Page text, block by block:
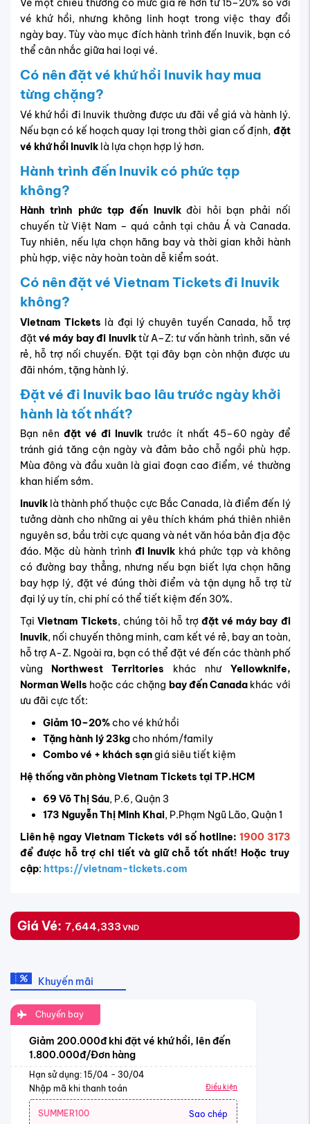
Vé một chiều thường có mức giá rẻ hơn từ 15–20% so với
vé khứ hồi, nhưng không linh hoạt trong việc thay đổi
ngày bay. Tùy vào mục đích hành trình đến Inuvik, bạn có
thể cân nhắc giữa hai loại vé.
Có nên đặt vé khứ hồi Inuvik hay mua
từng chặng?
Vé khứ hồi đi Inuvik thường được ưu đãi về giá và hành lý.
Nếu bạn có kế hoạch quay lại trong thời gian cố định, đặt
vé khứ hồi Inuviklà lựa chọn hợp lý hơn.
Hành trình đến Inuvik có phức tạp
không?
Hành trình phức tạp đến Inuvikđòi hỏi bạn phải nối
chuyến từ Việt Nam – quá cảnh tại châu Á và Canada.
Tuy nhiên, nếu lựa chọn hãng bay và thời gian khởi hành
phù hợp, việc này hoàn toàn dễ kiểm soát.
Có nên đặt vé Vietnam Tickets đi Inuvik
không?
Vietnam Tickets là đại lý chuyên tuyến Canada, hỗ trợ
đặt vé máy bay đi Inuviktừ A–Z: tư vấn hành trình, săn vé
rẻ, hỗ trợ nối chuyến. Đặt tại đây bạn còn nhận được ưu
đãi nhóm, tặng hành lý.
Đặt vé đi Inuvik bao lâu trước ngày khởi
hành là tốt nhất?
Bạn nên đặt vé đi Inuviktrước ít nhất 45–60 ngày để
tránh giá tăng cận ngày và đảm bảo chỗ ngồi phù hợp.
Mùa đông và đầu xuân là giai đoạn cao điểm, vé thường
khan hiếm sớm.
Inuviklà thành phố thuộc cực Bắc Canada, là điểm đến lý
tưởng dành cho những ai yêu thích khám phá thiên nhiên
nguyên sơ, bầu trời cực quang và nét văn hóa bản địa độc
đáo. Mặc dù hành trình đi Inuvik khá phức tạp và không
có đường bay thẳng, nhưng nếu bạn biết lựa chọn hãng
bay hợp lý, đặt vé đúng thời điểm và tận dụng hỗ trợ từ
đại lý uy tín, chi phí có thể tiết kiệm đến 30%.
Tại Vietnam Tickets, chúng tôi hỗ trợđặt vé máy bay đi
Inuvik, nối chuyến thông minh, cam kếtvé rẻ, bay an toàn,
hỗ trợ A-Z. Ngoài ra, bạn có thể đặt vé đến các thành phố
vùng Northwest Territories khác như Yellowknife,
Norman Wells hoặc các chặng bay đến Canada khác với
ưu đãi cực tốt:
Giảm 10–20%cho vé khứ hồi
Tặng hành lý 23kgcho nhóm/family
Combo vé + khách sạngiá siêu tiết kiệm
Hệ thống văn phòng Vietnam Tickets tại TP.HCM
69 Võ Thị Sáu, P.6, Quận 3
173 Nguyễn Thị Minh Khai, P.Phạm Ngũ Lão, Quận 1
Liên hệ ngay Vietnam Tickets với số hotline: 1900 3173
để được hỗ trợ chi tiết và giữ chỗ tốt nhất! Hoặc truy
cập: https://vietnam-tickets.com
Giá Vé: 7,644,333 VND
Khuyến mãi
Chuyến bay
Giảm 200.000đ khi đặt vé khứ hồi, lên đến
1.800.000đ/Đơn hàng
Hạn sử dụng: 15/04 - 30/04
Nhập mã khi thanh toán
Điều kiện
SUMMER100 Sao chép